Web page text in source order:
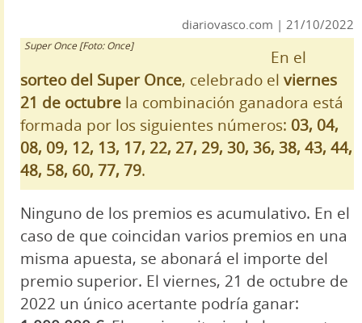
diariovasco.com | 21/10/2022
Super Once [Foto: Once]
En el
sorteo del Super Once, celebrado el viernes
21 de octubre la combinación ganadora está
formada por los siguientes números: 03, 04,
08, 09, 12, 13, 17, 22, 27, 29, 30, 36, 38, 43, 44,
48, 58, 60, 77, 79.
Ninguno de los premios es acumulativo. En el
caso de que coincidan varios premios en una
misma apuesta, se abonará el importe del
premio superior. El viernes, 21 de octubre de
2022 un único acertante podría ganar: